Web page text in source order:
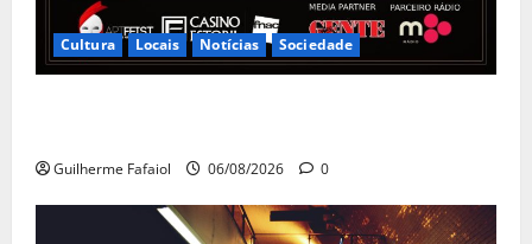
Cultura Locais Notícias Sociedade
Guilherme Fafaiol 06/08/2026 0